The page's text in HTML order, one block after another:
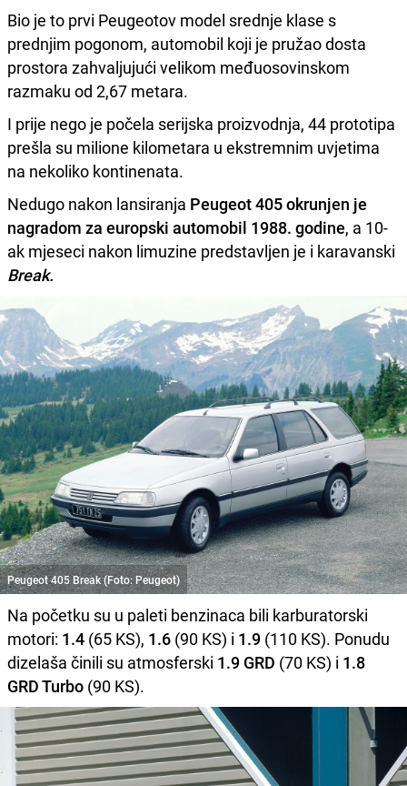
Bio je to prvi Peugeotov model srednje klase s
prednjim pogonom, automobil koji je pružao dosta
prostora zahvaljujući velikom međuosovinskom
razmaku od 2,67 metara.
I prije nego je počela serijska proizvodnja, 44 prototipa
prešla su milione kilometara u ekstremnim uvjetima
na nekoliko kontinenata.
Nedugo nakon lansiranja Peugeot 405 okrunjen je
nagradom za europski automobil 1988. godine, a 10-
ak mjeseci nakon limuzine predstavljen je i karavanski
Break.
Peugeot 405 Break (Foto: Peugeot)
Na početku su u paleti benzinaca bili karburatorski
motori: 1.4 (65 KS), 1.6 (90 KS) i 1.9 (110 KS). Ponudu
dizelaša činili su atmosferski 1.9 GRD (70 KS) i 1.8
GRD Turbo (90 KS).